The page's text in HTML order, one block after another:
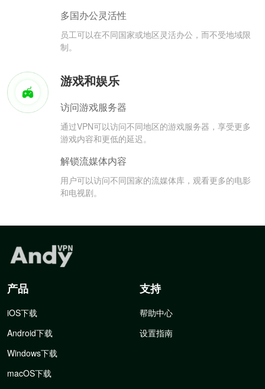
多国办公灵活性
员工可以在不同国家或地区灵活办公，而不受地域限
制。
游戏和娱乐
访问游戏服务器
通过VPN可以访问不同地区的游戏服务器，享受更多
游戏内容和更低的延迟。
解锁流媒体内容
用户可以访问不同国家的流媒体库，观看更多的电影
和电视剧。
产品
iOS下载
Android下载
Windows下载
macOS下载
支持
帮助中心
设置指南